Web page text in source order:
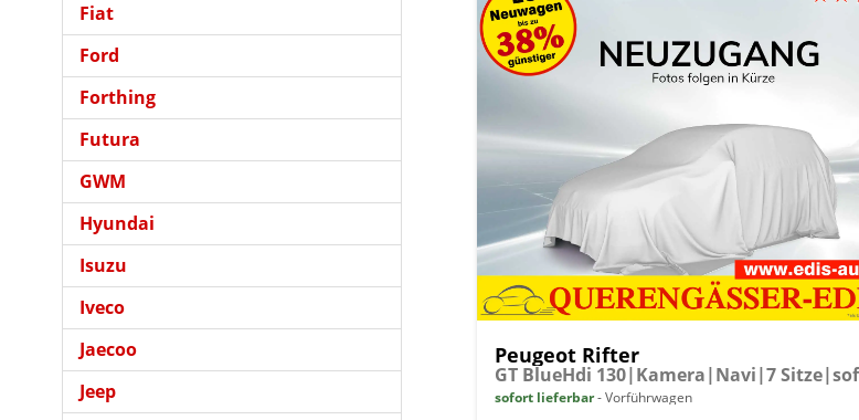
Peugeot Rifter
sofort lieferbar Vorführwagen
Fiat
Ford
Forthing
Futura
GWM
Hyundai
Isuzu
Iveco
Jaecoo
Jeep